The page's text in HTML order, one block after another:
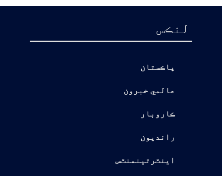
لنڪس
پاڪستان
عالمي خبرون
ڪاروبار
رانديون
اينٽرتينمنٽس